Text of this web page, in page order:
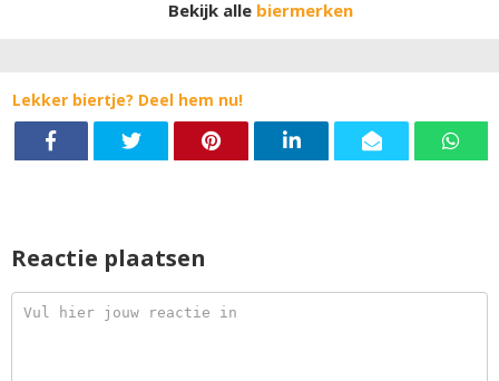
brandy volledig tot zijn recht komt. Elke slok onthult een
Bekijk alle biermerken
Lekker biertje? Deel hem nu!
Reactie plaatsen